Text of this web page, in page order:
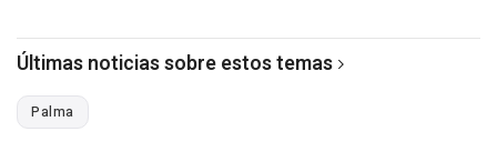
Últimas noticias sobre estos temas
Palma